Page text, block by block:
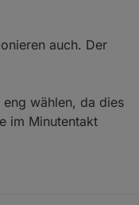
auch. Der
wählen, da dies
im Minutentakt